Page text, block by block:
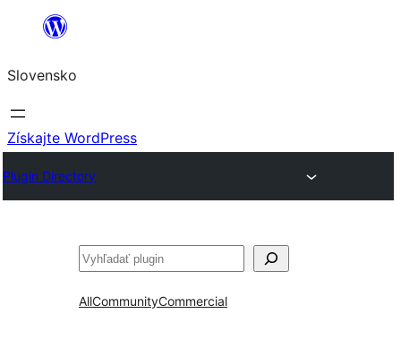
Prejsť
obsah
Slovensko
Získajte WordPress
Plugin Directory
Hľadať
AllCommunityCommercial